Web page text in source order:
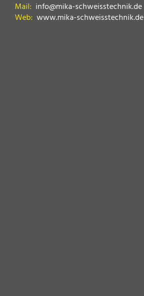
Mail: info@mika-schweisstechnik.de
Web: www.mika-schweisstechnik.de